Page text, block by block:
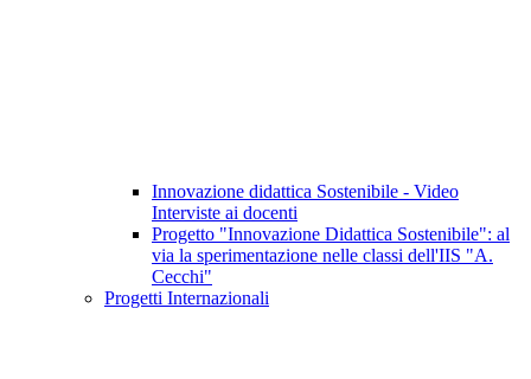
Innovazione didattica Sostenibile - Video
Interviste ai docenti
Progetto "Innovazione Didattica Sostenibile": al
via la sperimentazione nelle classi dell'IIS "A.
Cecchi"
Progetti Internazionali